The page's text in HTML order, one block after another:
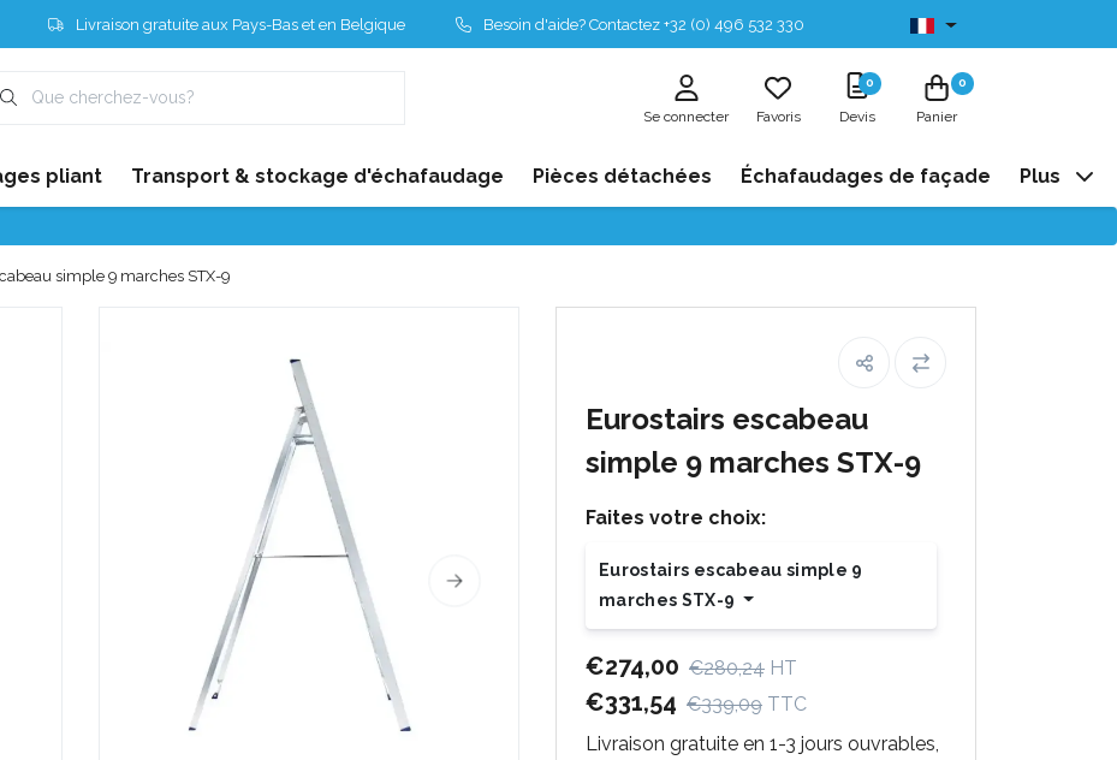
Livraison gratuite aux Pays-Bas et en Belgique Besoin d'aide? Contactez +32 (0) 496 532 330 Disponibles de stock
Se connecter Favoris
0
Devis
0
Panier
pliant Transport & stockage d'échafaudage Pièces détachées Échafaudages de façade Plus
simple 9 marches STX-9
Eurostairs escabeau
simple 9 marches STX-9
Faites votre choix:
Eurostairs escabeau simple 9
marches STX-9
€274,00 €280,24 HT
€331,54 €339,09 TTC
Livraison gratuite en 1-3 jours ouvrables,